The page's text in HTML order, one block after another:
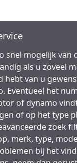
snel mogelijk van
als u zoveel
hebt van u
Eventueel het
of dynamo
of op het type
zoek
merk, type,
bij het